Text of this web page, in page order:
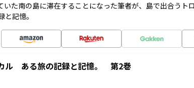
いた南の島に滞在することになった筆者が、島で出合うト
記憶。
ル ある旅の記録と記憶。 第2巻